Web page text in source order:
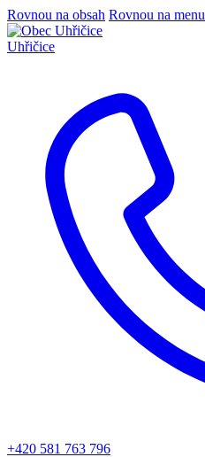
Rovnou na obsah Rovnou na menu
Uhřičice
+420 581 763 796